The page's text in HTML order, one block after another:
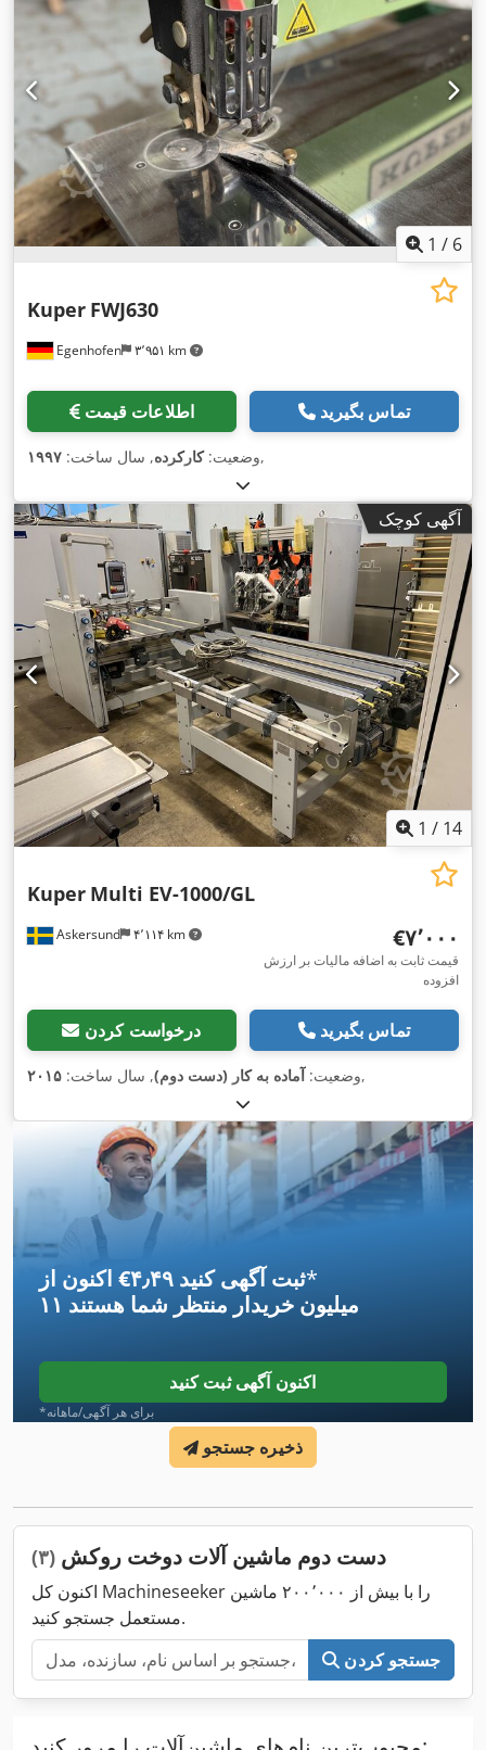
1 / 6
Egenhofen ۳٬۹۵۱ km
Kuper FWJ630
اطلاعات قیمت تماس بگیرید
وضعیت:کارکرده, سال ساخت: ۱۹۹۷ ,
آگهی کوچک
1 / 14
Askersund ۴٬۱۱۴ km
Kuper Multi EV-1000/GL
‎€۷٬۰۰۰
قیمت ثابت به اضافه مالیات بر ارزش
افزوده
درخواست کردن تماس بگیرید
وضعیت:آماده به کار (دست دوم), سال ساخت: ۲۰۱۵ ,
اکنون از ‎€۴٫۴۹ ثبت آگهی کنید*
۱۱ میلیون خریدار منتظر شما هستند
اکنون آگهی ثبت کنید
*برای هر آگهی/ماهانه
ذخیره جستجو
دست دوم ماشین آلات دوخت روکش (۳)
اکنون کل Machineseeker را با بیش از ۲۰۰٬۰۰۰ ماشین
مستعمل جستجو کنید.
جستجو کردن